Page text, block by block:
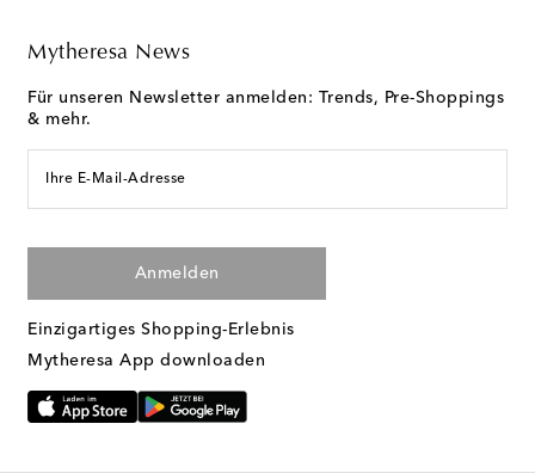
Mytheresa News
Für unseren Newsletter anmelden: Trends, Pre-Shoppings
& mehr.
Ihre E-Mail-Adresse
Anmelden
Einzigartiges Shopping-Erlebnis
Mytheresa App downloaden